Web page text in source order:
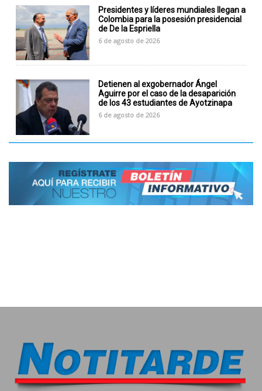
Presidentes y líderes mundiales llegan a
Colombia para la posesión presidencial
de De la Espriella
6 de agosto de 2026
Detienen al exgobernador Ángel
Aguirre por el caso de la desaparición
de los 43 estudiantes de Ayotzinapa
6 de agosto de 2026